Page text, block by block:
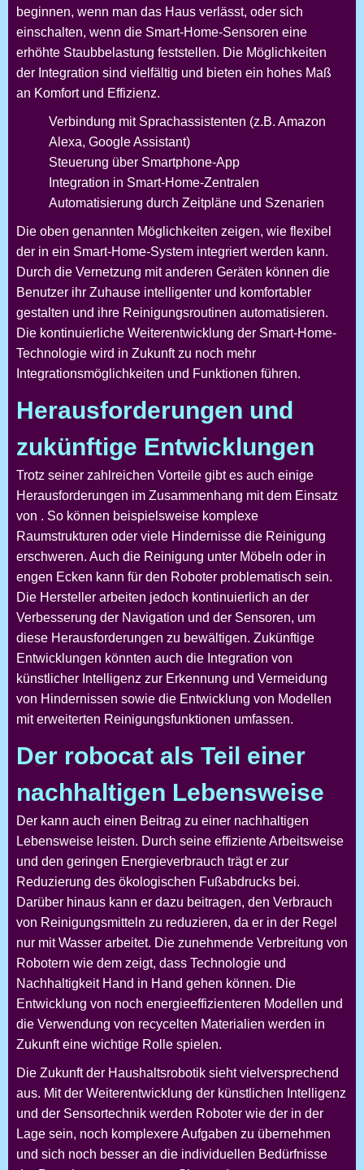
beginnen, wenn man das Haus verlässt, oder sich
einschalten, wenn die Smart-Home-Sensoren eine
erhöhte Staubbelastung feststellen. Die Möglichkeiten
der Integration sind vielfältig und bieten ein hohes Maß
an Komfort und Effizienz.
Verbindung mit Sprachassistenten (z.B. Amazon
Alexa, Google Assistant)
Steuerung über Smartphone-App
Integration in Smart-Home-Zentralen
Automatisierung durch Zeitpläne und Szenarien
Die oben genannten Möglichkeiten zeigen, wie flexibel
der in ein Smart-Home-System integriert werden kann.
Durch die Vernetzung mit anderen Geräten können die
Benutzer ihr Zuhause intelligenter und komfortabler
gestalten und ihre Reinigungsroutinen automatisieren.
Die kontinuierliche Weiterentwicklung der Smart-Home-
Technologie wird in Zukunft zu noch mehr
Integrationsmöglichkeiten und Funktionen führen.
Herausforderungen und
zukünftige Entwicklungen
Trotz seiner zahlreichen Vorteile gibt es auch einige
Herausforderungen im Zusammenhang mit dem Einsatz
von . So können beispielsweise komplexe
Raumstrukturen oder viele Hindernisse die Reinigung
erschweren. Auch die Reinigung unter Möbeln oder in
engen Ecken kann für den Roboter problematisch sein.
Die Hersteller arbeiten jedoch kontinuierlich an der
Verbesserung der Navigation und der Sensoren, um
diese Herausforderungen zu bewältigen. Zukünftige
Entwicklungen könnten auch die Integration von
künstlicher Intelligenz zur Erkennung und Vermeidung
von Hindernissen sowie die Entwicklung von Modellen
mit erweiterten Reinigungsfunktionen umfassen.
Der robocat als Teil einer
nachhaltigen Lebensweise
Der kann auch einen Beitrag zu einer nachhaltigen
Lebensweise leisten. Durch seine effiziente Arbeitsweise
und den geringen Energieverbrauch trägt er zur
Reduzierung des ökologischen Fußabdrucks bei.
Darüber hinaus kann er dazu beitragen, den Verbrauch
von Reinigungsmitteln zu reduzieren, da er in der Regel
nur mit Wasser arbeitet. Die zunehmende Verbreitung von
Robotern wie dem zeigt, dass Technologie und
Nachhaltigkeit Hand in Hand gehen können. Die
Entwicklung von noch energieeffizienteren Modellen und
die Verwendung von recycelten Materialien werden in
Zukunft eine wichtige Rolle spielen.
Die Zukunft der Haushaltsrobotik sieht vielversprechend
aus. Mit der Weiterentwicklung der künstlichen Intelligenz
und der Sensortechnik werden Roboter wie der in der
Lage sein, noch komplexere Aufgaben zu übernehmen
und sich noch besser an die individuellen Bedürfnisse